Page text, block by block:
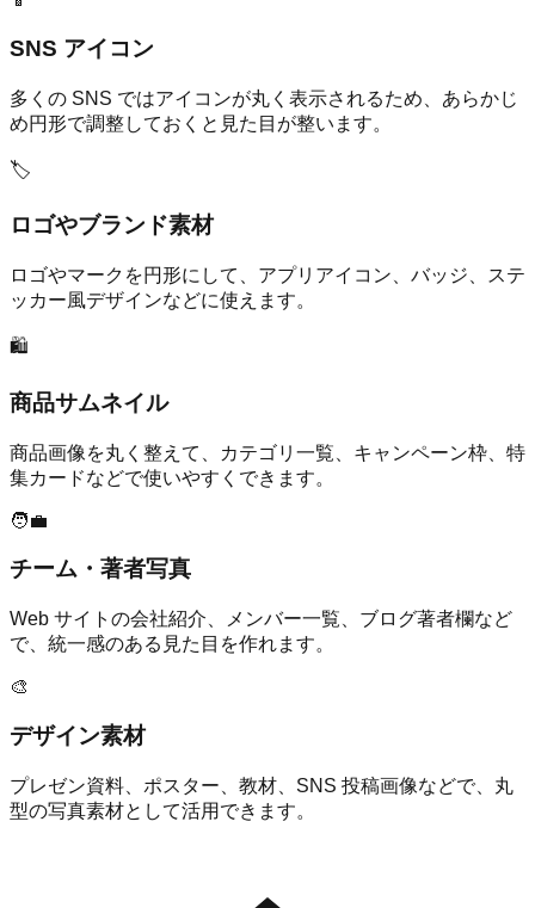
SNS アイコン
多くの SNS ではアイコンが丸く表示されるため、あらかじ
め円形で調整しておくと見た目が整います。
🏷️
ロゴやブランド素材
ロゴやマークを円形にして、アプリアイコン、バッジ、ステ
ッカー風デザインなどに使えます。
🛍️
商品サムネイル
商品画像を丸く整えて、カテゴリ一覧、キャンペーン枠、特
集カードなどで使いやすくできます。
🧑‍💼
チーム・著者写真
Web サイトの会社紹介、メンバー一覧、ブログ著者欄など
で、統一感のある見た目を作れます。
🎨
デザイン素材
プレゼン資料、ポスター、教材、SNS 投稿画像などで、丸
型の写真素材として活用できます。